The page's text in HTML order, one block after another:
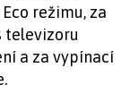
režimu, za
televizoru
a za vypínací